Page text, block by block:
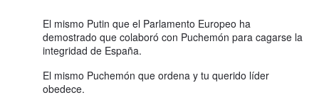
El mismo Putin que el Parlamento Europeo ha
demostrado que colaboró con Puchemón para cagarse la
integridad de España.
El mismo Puchemón que ordena y tu querido líder
obedece.